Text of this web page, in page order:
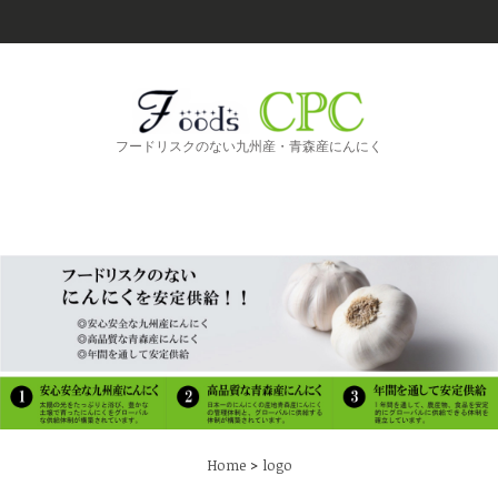
フードリスクのない九州産・青森産にんにく
Home> logo